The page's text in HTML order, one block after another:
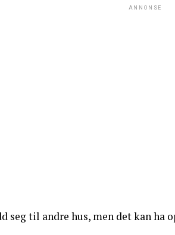
ANNONSE
seg til andre hus, men det kan